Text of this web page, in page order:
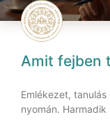
Amit fejben
Emlékezet,
nyomán.